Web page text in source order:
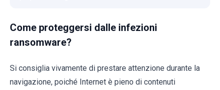
Come proteggersi dalle infezioni
ransomware?
Si consiglia vivamente di prestare attenzione durante la
navigazione, poiché Internet è pieno di contenuti